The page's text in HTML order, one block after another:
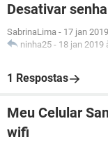
Desativar
SabrinaLima - 17 jan
ninha25 - 18 jan 2019
1 Respostas
Meu Celular
wifi